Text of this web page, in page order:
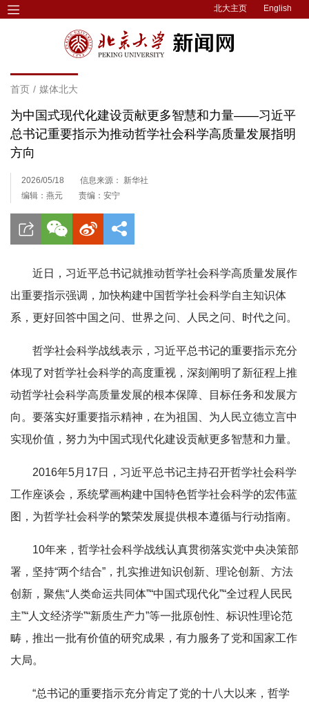
北大主页 English
首页 / 媒体北大
为中国式现代化建设贡献更多智慧和力量——习近平
总书记重要指示为推动哲学社会科学高质量发展指明
方向
2026/05/18
信息来源： 新华社
编辑：燕元
责编：安宁
近日，习近平总书记就推动哲学社会科学高质量发展作
出重要指示强调，加快构建中国哲学社会科学自主知识体
系，更好回答中国之问、世界之问、人民之问、时代之问。
哲学社会科学战线表示，习近平总书记的重要指示充分
体现了对哲学社会科学的高度重视，深刻阐明了新征程上推
动哲学社会科学高质量发展的根本保障、目标任务和发展方
向。要落实好重要指示精神，在为祖国、为人民立德立言中
实现价值，努力为中国式现代化建设贡献更多智慧和力量。
2016年5月17日，习近平总书记主持召开哲学社会科学
工作座谈会，系统擘画构建中国特色哲学社会科学的宏伟蓝
图，为哲学社会科学的繁荣发展提供根本遵循与行动指南。
10年来，哲学社会科学战线认真贯彻落实党中央决策部
署，坚持“两个结合”，扎实推进知识创新、理论创新、方法
创新，聚焦“人类命运共同体”“中国式现代化”“全过程人民民
主”“人文经济学”“新质生产力”等一批原创性、标识性理论范
畴，推出一批有价值的研究成果，有力服务了党和国家工作
大局。
“总书记的重要指示充分肯定了党的十八大以来，哲学